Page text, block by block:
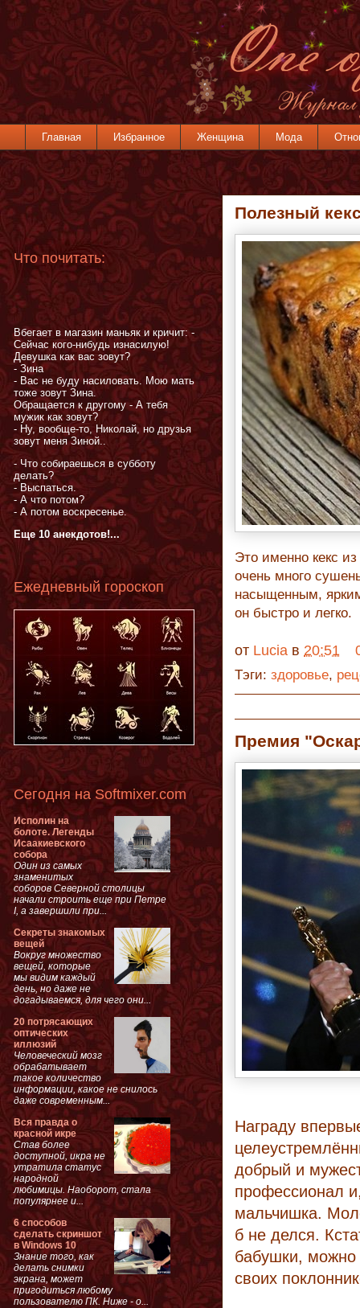
Главная Избранное Женщина Мода
Полезный
Это именно кекс
очень много
насыщенным,
он быстро и легко.
от Lucia в 20:51
Тэги: здоровье,
Премия
Награду
добрый и
профессионал
мальчишка.
б не делся.
бабушки, можно
своих
Что почитать:
Вбегает в магазин маньяк и кричит: -
Сейчас кого-нибудь изнасилую!
Девушка как вас зовут?
- Зина
- Вас не буду насиловать. Мою мать
тоже зовут Зина.
Обращается к другому - А тебя
мужик как зовут?
- Ну, вообще-то, Николай, но друзья
зовут меня Зиной..
- Что собираешься в субботу
делать?
- Выспаться.
- А что потом?
- А потом воскресенье.
Еще 10 анекдотов!...
Ежедневный гороскоп
Сегодня на Softmixer.com
Исполин на
болоте. Легенды
Исаакиевского
собора
Один из самых
знаменитых
соборов Северной столицы
начали строить еще при Петре
I, а завершили при...
Секреты знакомых
вещей
Вокруг множество
вещей, которые
мы видим каждый
день, но даже не
догадываемся, для чего они...
20 потрясающих
оптических
иллюзий
Человеческий мозг
обрабатывает
такое количество
информации, какое не снилось
даже современным...
Вся правда о
красной икре
Став более
доступной, икра не
утратила статус
народной
любимицы. Наоборот, стала
популярнее и...
6 способов
сделать скриншот
в Windows 10
Знание того, как
делать снимки
экрана, может
пригодиться любому
пользователю ПК. Ниже - о...